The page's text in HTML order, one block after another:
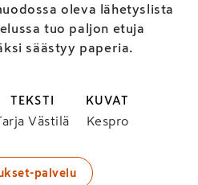
oleva lähetyslista
tuo paljon etuja
säästyy paperia.
TEKSTI
Västilä
KUVAT
Kespro
palvelu